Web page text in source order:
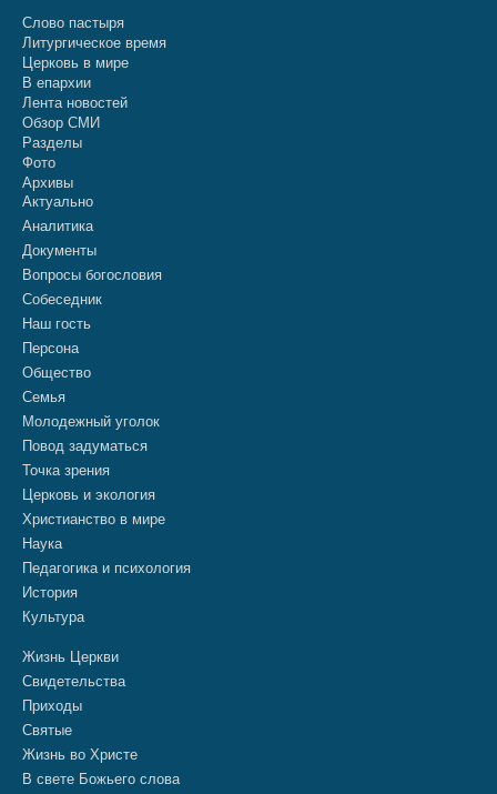
Слово пастыря
Литургическое время
Церковь в мире
В епархии
Лента новостей
Обзор СМИ
Разделы
Фото
Архивы
Актуально
Аналитика
Документы
Вопросы богословия
Собеседник
Наш гость
Персона
Общество
Семья
Молодежный уголок
Повод задуматься
Точка зрения
Церковь и экология
Христианство в мире
Наука
Педагогика и психология
История
Культура
Жизнь Церкви
Свидетельства
Приходы
Святые
Жизнь во Христе
В свете Божьего слова